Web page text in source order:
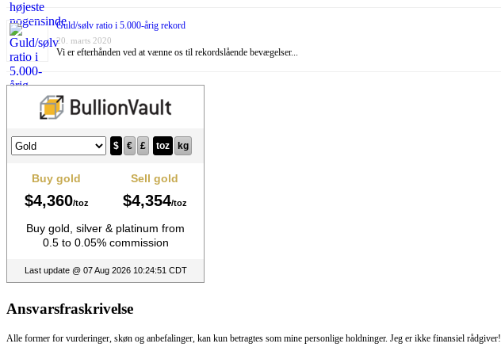
Guld/sølv ratio i 5.000-årig rekord
20. marts 2020
Vi er efterhånden ved at vænne os til rekordslående bevægelser...
Ansvarsfraskrivelse
Alle former for vurderinger, skøn og anbefalinger, kan kun betragtes som mine personlige holdninger. Jeg er ikke finansiel rådgiver!